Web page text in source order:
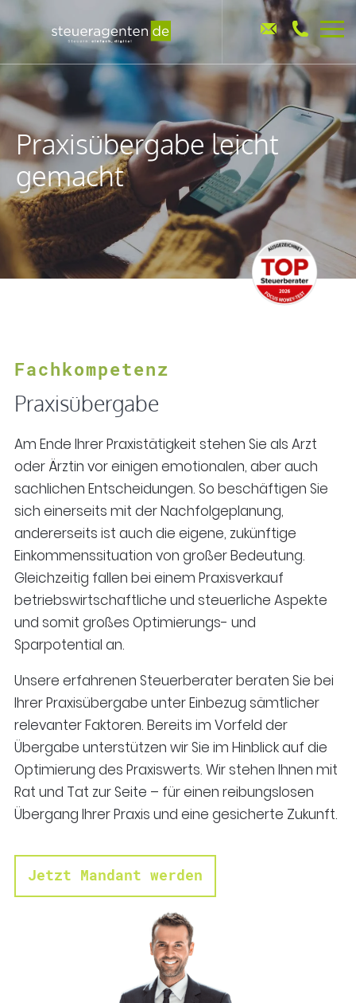
Praxisübergabe leicht
gemacht
Fachkompetenz
Praxisübergabe
Am Ende Ihrer Praxistätigkeit stehen Sie als Arzt
oder Ärztin vor einigen emotionalen, aber auch
sachlichen Entscheidungen. So beschäftigen Sie
sich einerseits mit der Nachfolgeplanung,
andererseits ist auch die eigene, zukünftige
Einkommenssituation von großer Bedeutung.
Gleichzeitig fallen bei einem Praxisverkauf
betriebswirtschaftliche und steuerliche Aspekte
und somit großes Optimierungs- und
Sparpotential an.
Unsere erfahrenen Steuerberater beraten Sie bei
Ihrer Praxisübergabe unter Einbezug sämtlicher
relevanter Faktoren. Bereits im Vorfeld der
Übergabe unterstützen wir Sie im Hinblick auf die
Optimierung des Praxiswerts. Wir stehen Ihnen mit
Rat und Tat zur Seite – für einen reibungslosen
Übergang Ihrer Praxis und eine gesicherte Zukunft.
Jetzt Mandant werden